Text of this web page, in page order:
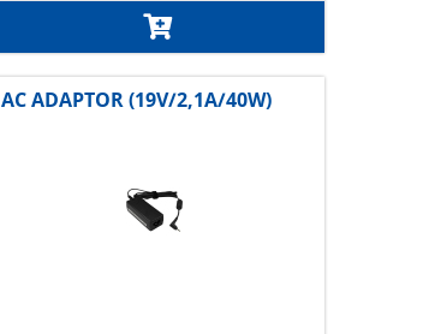
AC ADAPTOR (19V/2,1A/40W)